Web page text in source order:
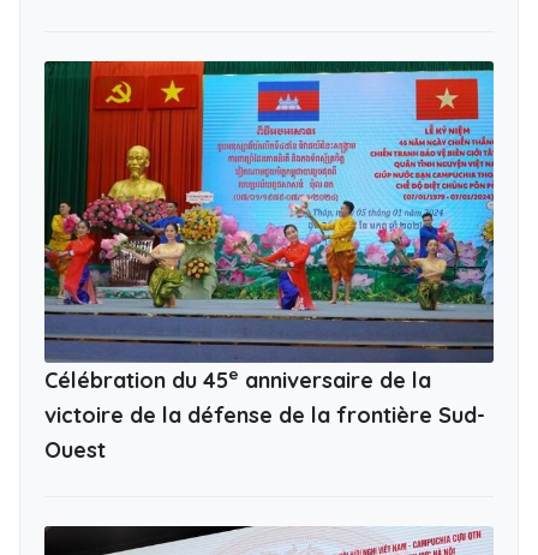
Célébration du 45e anniversaire de la
victoire de la défense de la frontière Sud-
Ouest